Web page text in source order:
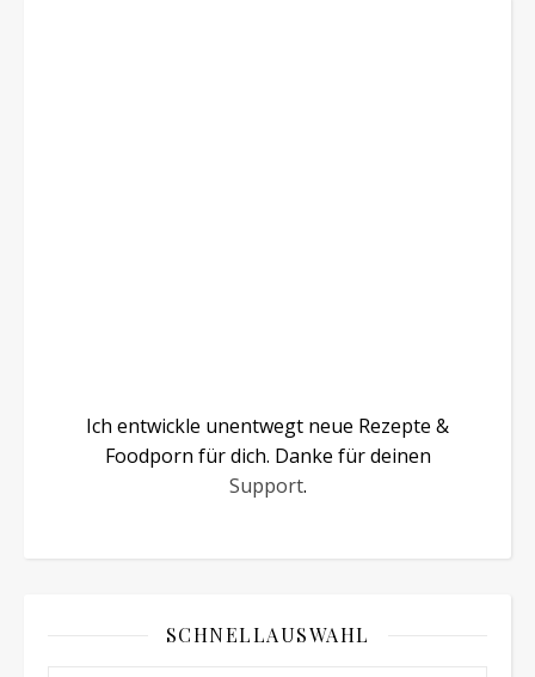
Ich entwickle unentwegt neue Rezepte &
Foodporn für dich. Danke für deinen
Support.
SCHNELLAUSWAHL